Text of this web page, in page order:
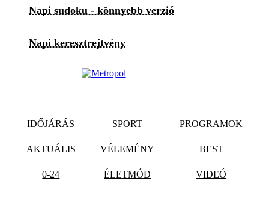
Napi sudoku - könnyebb verzió
Napi keresztrejtvény
IDŐJÁRÁS SPORT PROGRAMOK
AKTUÁLIS VÉLEMÉNY BEST
0-24 ÉLETMÓD VIDEÓ